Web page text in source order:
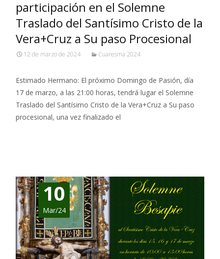
participación en el Solemne
Traslado del Santísimo Cristo de la
Vera+Cruz a Su paso Procesional
12 de marzo de 2024 Cuaresma 2024
Estimado Hermano: El próximo Domingo de Pasión, día
17 de marzo, a las 21:00 horas, tendrá lugar el Solemne
Traslado del Santísimo Cristo de la Vera+Cruz a Su paso
procesional, una vez finalizado el
10
Mar/24